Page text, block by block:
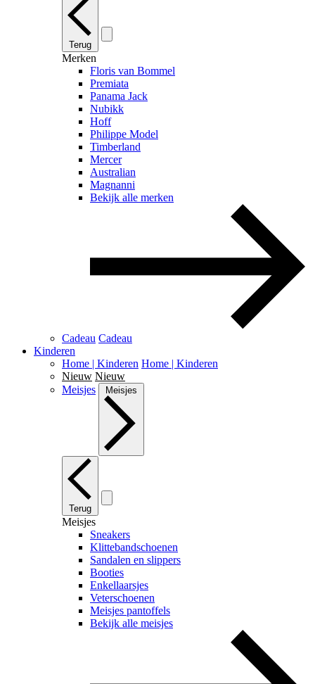
Terug
Merken
Floris van Bommel
Premiata
Panama Jack
Nubikk
Hoff
Philippe Model
Timberland
Mercer
Australian
Magnanni
Bekijk alle merken
Cadeau Cadeau
Kinderen
Home | Kinderen Home | Kinderen
Nieuw Nieuw
Meisjes
Meisjes
Terug
Meisjes
Sneakers
Klittebandschoenen
Sandalen en slippers
Booties
Enkellaarsjes
Veterschoenen
Meisjes pantoffels
Bekijk alle meisjes